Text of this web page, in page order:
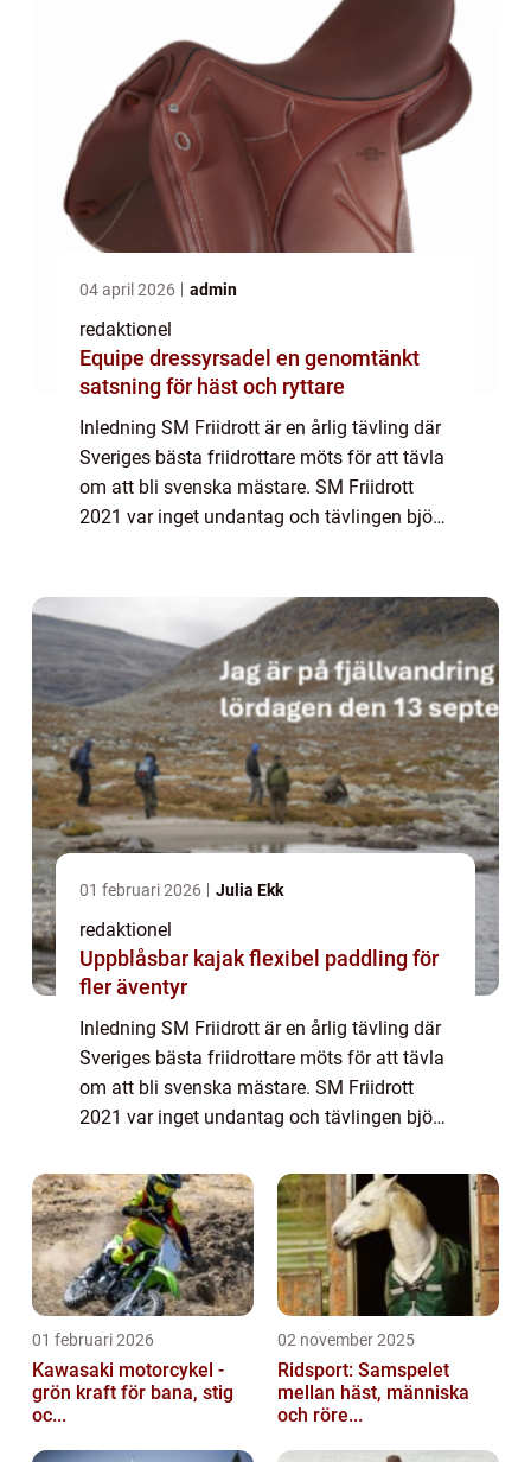
04 april 2026 admin
redaktionel
Equipe dressyrsadel en genomtänkt
satsning för häst och ryttare
Inledning SM Friidrott är en årlig tävling där
Sveriges bästa friidrottare möts för att tävla
om att bli svenska mästare. SM Friidrott
2021 var inget undantag och tävlingen bjöd
01 februari 2026 Julia Ekk
redaktionel
Uppblåsbar kajak flexibel paddling för
fler äventyr
Inledning SM Friidrott är en årlig tävling där
Sveriges bästa friidrottare möts för att tävla
om att bli svenska mästare. SM Friidrott
2021 var inget undantag och tävlingen bjöd
imponerande resultat. I denna artikel
komm...
01 februari 2026
Kawasaki motorcykel -
grön kraft för bana, stig
oc...
02 november 2025
Ridsport: Samspelet
mellan häst, människa
och röre...